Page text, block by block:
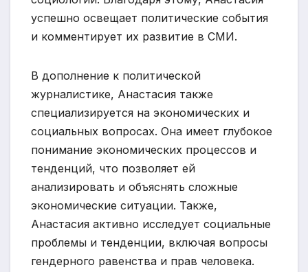
успешно освещает политические события
и комментирует их развитие в СМИ.
В дополнение к политической
журналистике, Анастасия также
специализируется на экономических и
социальных вопросах. Она имеет глубокое
понимание экономических процессов и
тенденций, что позволяет ей
анализировать и объяснять сложные
экономические ситуации. Также,
Анастасия активно исследует социальные
проблемы и тенденции, включая вопросы
гендерного равенства и прав человека.